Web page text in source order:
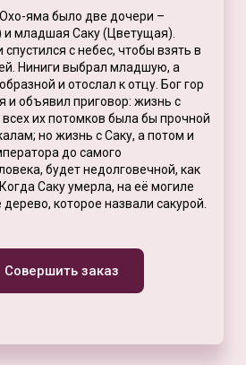
яма было две дочери –
и младшая Саку (Цветущая).
с небес, чтобы взять в
Ниниги выбрал младшую, а
и отослал к отцу. Бог гор
и объявил приговор: жизнь с
их потомков была бы прочной
но жизнь с Саку, а потом и
до самого
будет недолговечной, как
Саку умерла, на её могиле
которое назвали сакурой.
Совершить заказ